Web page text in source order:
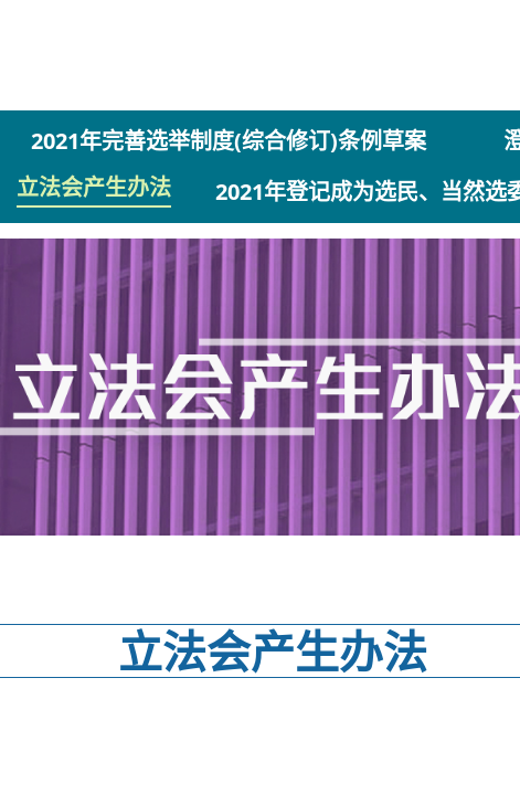
2021年完善选举制度(综合修订)条例草案
立法会产生办法 2021年登记成为选民、当然选
立法会产生办法